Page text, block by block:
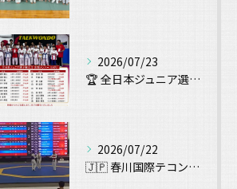
2026/07/23
🏆 全日本ジュニア選手権大会 出場！ 🥋
2026/07/22
🇯🇵 春川国際テコンドー大会（Chuncheon Korea...